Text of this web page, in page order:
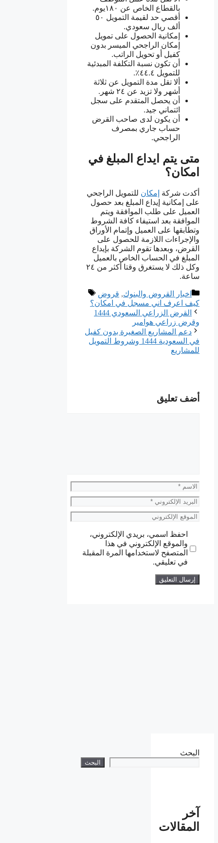
بالقطاع الخاص عن ١٨٠يوم.
أقصي حد لقيمة التمويل ٥٠
ألف ريال سعودي.
إمكانية الحصول على تمويل
إمكان الراجحي الميسر بدون
كفيل أو تحويل الراتب.
أن تكون نسبة التكلفة المبدئية
للتمويل ٤٤.٤٪.
ألا تقل مدة التمويل عن ثلاثة
أشهر ولا تزيد عن ٢٤ شهر.
أن يحصل المتقدم على سجل
ائتماني جيد.
أن يكون لدى صاحب القرض
حساب جاري بمصرف
الراجحي.
متى يتم ايداع المبلغ في
امكان؟
أكدت شركة إمكان للتمويل الراجحي
على إمكانية إيداع المبلغ بعد حصول
العميل على طلب الموافقة ويتم
الموافقة بعد استيفاء كافة الشروط
وتطابقها على العميل وإتمام الأوراق
والإجراءات اللازمة للحصول على
القرض، وبعدها تقوم الشركة بإيداع
المبلغ في الحساب الخاص بالعميل
وكل ذلك لا يستغرق وقتا أكثر من ٢٤
ساعة.
التصنيفات
اخبار القروض والبنوك, قروض
الوسوم
كيف اعرف اني مسجل في امكان؟
القرض الزراعي السعودي 1444
وقرض زراعي هوامير
دعم المشاريع الصغيرة بدون كفيل
في السعودية 1444 وشروط التمويل
للمشاريع
أضف تعليق
الاسم
البريد
الإلكتروني
الموقع
احفظ اسمي، بريدي الإلكتروني،
والموقع الإلكتروني في هذا
المتصفح لاستخدامها المرة المقبلة
في تعليقي.
البحث
البحث
آخر
المقالات